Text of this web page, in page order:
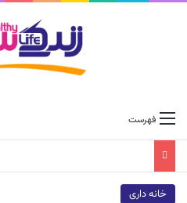
فهرست
خانه داری